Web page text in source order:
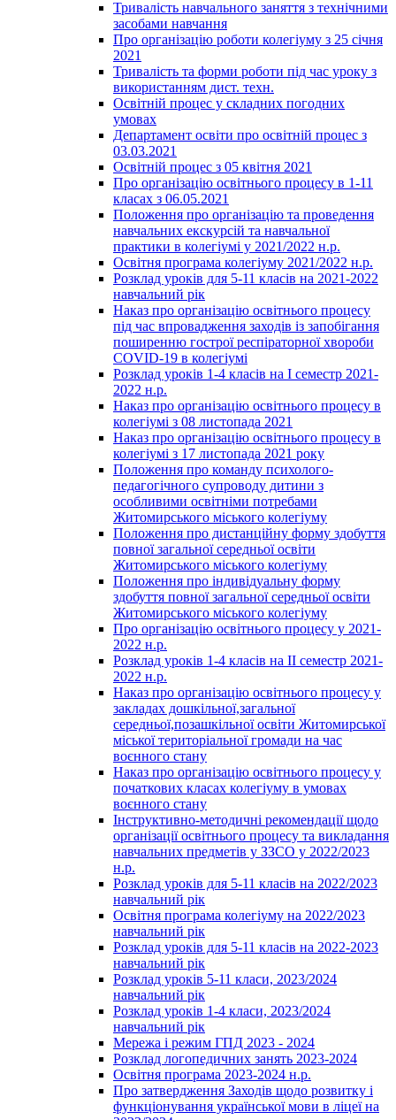
Тривалість навчального заняття з технічними
засобами навчання
Про організацію роботи колегіуму з 25 січня
2021
Тривалість та форми роботи під час уроку з
використанням дист. техн.
Освітній процес у складних погодних
умовах
Департамент освіти про освітній процес з
03.03.2021
Освітній процес з 05 квітня 2021
Про організацію освітнього процесу в 1-11
класах з 06.05.2021
Положення про організацію та проведення
навчальних екскурсій та навчальної
практики в колегіумі у 2021/2022 н.р.
Освітня програма колегіуму 2021/2022 н.р.
Розклад уроків для 5-11 класів на 2021-2022
навчальний рік
Наказ про організацію освітнього процесу
під час впровадження заходів із запобігання
поширенню гострої респіраторної хвороби
COVID-19 в колегіумі
Розклад уроків 1-4 класів на І семестр 2021-
2022 н.р.
Наказ про організацію освітнього процесу в
колегіумі з 08 листопада 2021
Наказ про організацію освітнього процесу в
колегіумі з 17 листопада 2021 року
Положення про команду психолого-
педагогічного супроводу дитини з
особливими освітніми потребами
Житомирського міського колегіуму
Положення про дистанційну форму здобуття
повної загальної середньої освіти
Житомирського міського колегіуму
Положення про індивідуальну форму
здобуття повної загальної середньої освіти
Житомирського міського колегіуму
Про організацію освітнього процесу у 2021-
2022 н.р.
Розклад уроків 1-4 класів на ІІ семестр 2021-
2022 н.р.
Наказ про організацію освітнього процесу у
закладах дошкільної,загальної
середньої,позашкільної освіти Житомирської
міської територіальної громади на час
воєнного стану
Наказ про організацію освітнього процесу у
початкових класах колегіуму в умовах
воєнного стану
Інструктивно-методичні рекомендації щодо
організації освітнього процесу та викладання
навчальних предметів у ЗЗСО у 2022/2023
н.р.
Розклад уроків для 5-11 класів на 2022/2023
навчальний рік
Освітня програма колегіуму на 2022/2023
навчальний рік
Розклад уроків для 5-11 класів на 2022-2023
навчальний рік
Розклад уроків 5-11 класи, 2023/2024
навчальний рік
Розклад уроків 1-4 класи, 2023/2024
навчальний рік
Мережа і режим ГПД 2023 - 2024
Розклад логопедичних занять 2023-2024
Освітня програма 2023-2024 н.р.
Про затвердження Заходів щодо розвитку і
функціонування української мови в ліцеї на